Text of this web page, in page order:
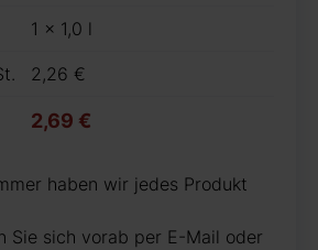
1 x 1,0 l
2,26 €
2,69 €
haben wir jedes Produkt
Sie sich vorab per E-Mail oder